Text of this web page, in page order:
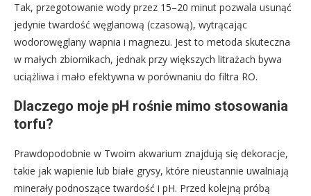
Tak, przegotowanie wody przez 15–20 minut pozwala usunąć
jedynie twardość węglanową (czasową), wytrącając
wodorowęglany wapnia i magnezu. Jest to metoda skuteczna
w małych zbiornikach, jednak przy większych litrażach bywa
uciążliwa i mało efektywna w porównaniu do filtra RO.
Dlaczego moje pH rośnie mimo stosowania
torfu?
Prawdopodobnie w Twoim akwarium znajdują się dekoracje,
takie jak wapienie lub białe grysy, które nieustannie uwalniają
minerały podnoszące twardość i pH. Przed kolejną próbą